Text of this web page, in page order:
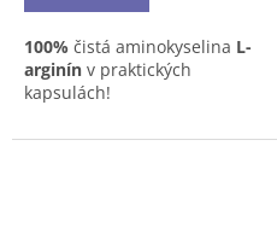
100% čistá aminokyselina L-
arginín v praktických
kapsulách!
800 mg L-arginínu v jednej